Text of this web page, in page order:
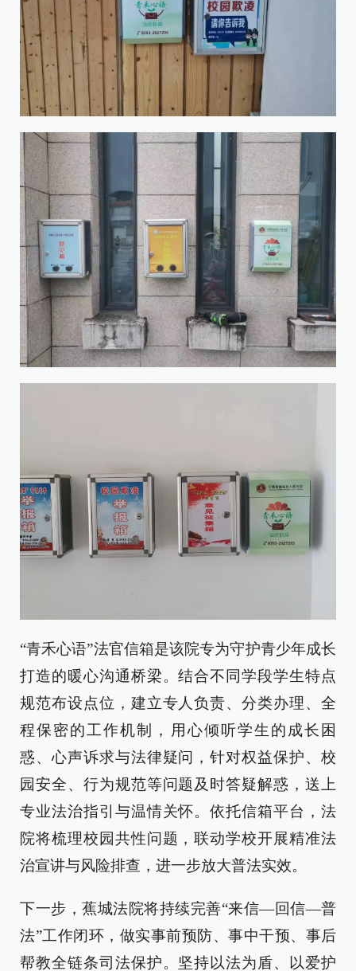
“青禾心语”法官信箱是该院专为守护青少年成长
打造的暖心沟通桥梁。结合不同学段学生特点
规范布设点位，建立专人负责、分类办理、全
程保密的工作机制，用心倾听学生的成长困
惑、心声诉求与法律疑问，针对权益保护、校
园安全、行为规范等问题及时答疑解惑，送上
专业法治指引与温情关怀。依托信箱平台，法
院将梳理校园共性问题，联动学校开展精准法
治宣讲与风险排查，进一步放大普法实效。
下一步，蕉城法院将持续完善“来信—回信—普
法”工作闭环，做实事前预防、事中干预、事后
帮教全链条司法保护。坚持以法为盾、以爱护